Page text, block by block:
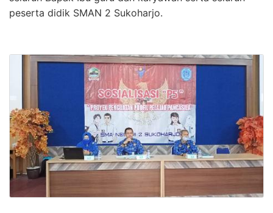
peserta didik SMAN 2 Sukoharjo.